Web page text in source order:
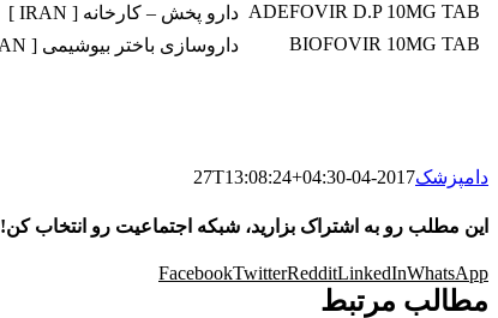
ADEFOVIR D.P 10MG TAB دارو پخش – کارخانه [ IRAN ]
BIOFOVIR 10MG TAB
داروسازی باختر بیوشیمی [ IRAN ]
دامپزشک2017-04-27T13:08:24+04:30
این مطلب رو به اشتراک بزارید، شبکه اجتماعیت رو انتخاب کن!
FacebookTwitterRedditLinkedInWhatsApp
مطالب مرتبط